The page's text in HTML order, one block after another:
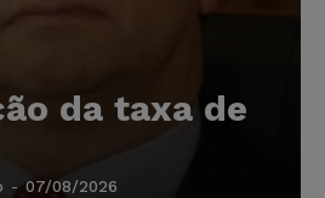
da taxa de
- 07/08/2026